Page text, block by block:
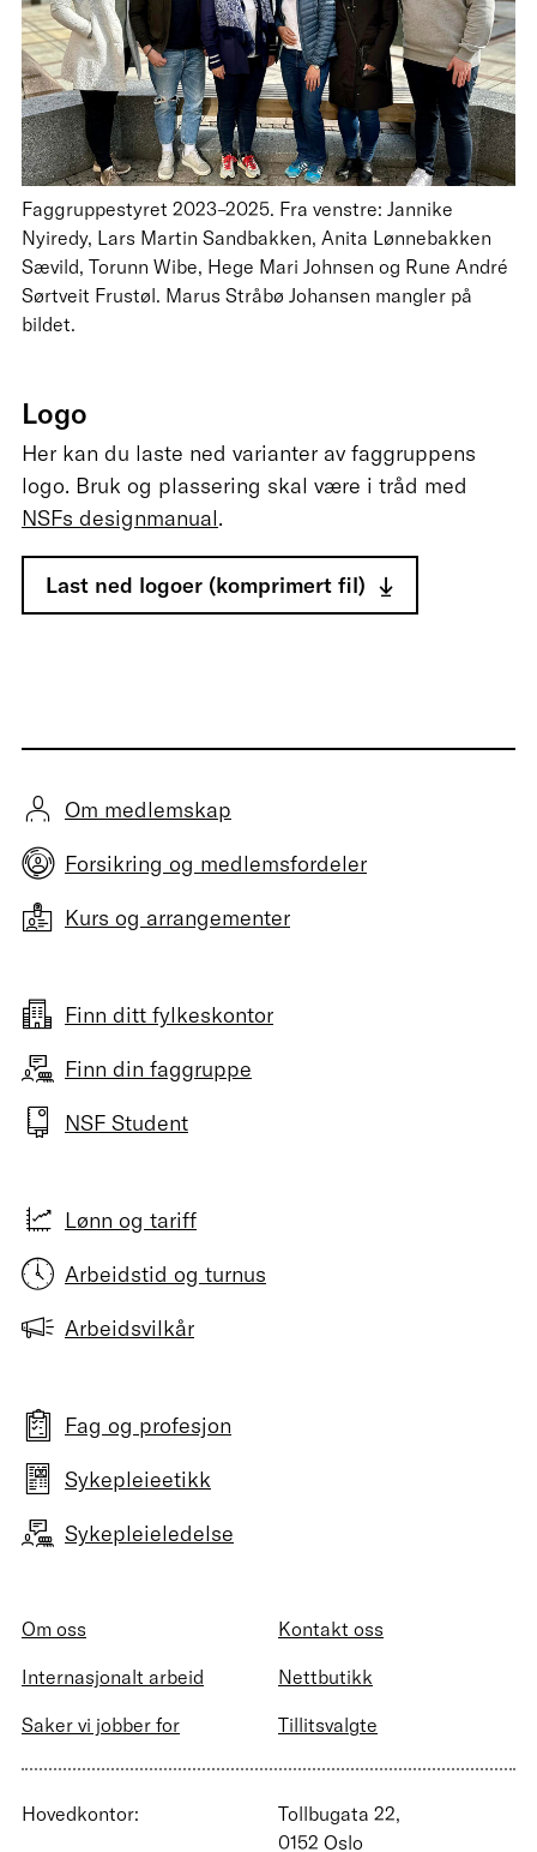
Faggruppestyret 2023–2025. Fra venstre: Jannike
Nyiredy, Lars Martin Sandbakken, Anita Lønnebakken
Sævild, Torunn Wibe, Hege Mari Johnsen og Rune André
Sørtveit Frustøl. Marus Stråbø Johansen mangler på
bildet.
Logo
Her kan du laste ned varianter av faggruppens
logo. Bruk og plassering skal være i tråd med
NSFs designmanual.
Last ned logoer (komprimert fil)
Om medlemskap
Forsikring og medlemsfordeler
Kurs og arrangementer
Finn ditt fylkeskontor
Finn din faggruppe
NSF Student
Lønn og tariff
Arbeidstid og turnus
Arbeidsvilkår
Fag og profesjon
Sykepleieetikk
Sykepleieledelse
Om oss
Kontakt oss
Internasjonalt arbeid
Nettbutikk
Saker vi jobber for
Tillitsvalgte
Hovedkontor:
Tollbugata 22,
0152 Oslo